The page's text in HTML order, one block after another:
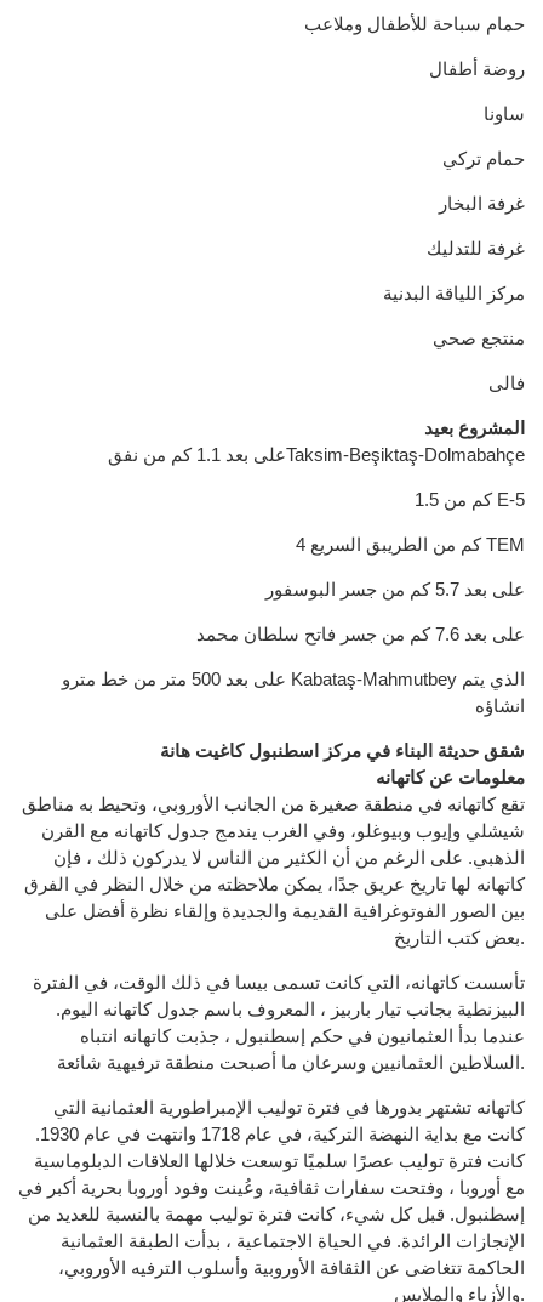
حمام سباحة للأطفال وملاعب
روضة أطفال
ساونا
حمام تركي
غرفة البخار
غرفة للتدليك
مركز اللياقة البدنية
منتجع صحي
فالى
المشروع بعيد
على بعد 1.1 كم من نفقTaksim-Beşiktaş-Dolmabahçe
1.5 كم من E-5
4 كم من الطريبق السريع TEM
على بعد 5.7 كم من جسر البوسفور
على بعد 7.6 كم من جسر فاتح سلطان محمد
على بعد 500 متر من خط مترو Kabataş-Mahmutbey الذي يتم
انشاؤه
شقق حديثة البناء في مركز اسطنبول كاغيت هانة
معلومات عن كاتهانه
تقع كاتهانه في منطقة صغيرة من الجانب الأوروبي، وتحيط به مناطق
شيشلي وإيوب وبيوغلو، وفي الغرب يندمج جدول كاتهانه مع القرن
الذهبي. على الرغم من أن الكثير من الناس لا يدركون ذلك ، فإن
كاتهانه لها تاريخ عريق جدًا، يمكن ملاحظته من خلال النظر في الفرق
بين الصور الفوتوغرافية القديمة والجديدة وإلقاء نظرة أفضل على
بعض كتب التاريخ.
تأسست كاتهانه، التي كانت تسمى بيسا في ذلك الوقت، في الفترة
البيزنطية بجانب تيار باربيز ، المعروف باسم جدول كاتهانه اليوم.
عندما بدأ العثمانيون في حكم إسطنبول ، جذبت كاتهانه انتباه
السلاطين العثمانيين وسرعان ما أصبحت منطقة ترفيهية شائعة.
كاتهانه تشتهر بدورها في فترة توليب الإمبراطورية العثمانية التي
كانت مع بداية النهضة التركية، في عام 1718 وانتهت في عام 1930.
كانت فترة توليب عصرًا سلميًا توسعت خلالها العلاقات الدبلوماسية
مع أوروبا ، وفتحت سفارات ثقافية، وعُينت وفود أوروبا بحرية أكبر في
إسطنبول. قبل كل شيء، كانت فترة توليب مهمة بالنسبة للعديد من
الإنجازات الرائدة. في الحياة الاجتماعية ، بدأت الطبقة العثمانية
الحاكمة تتغاضى عن الثقافة الأوروبية وأسلوب الترفيه الأوروبي،
والأزياء والملابس.